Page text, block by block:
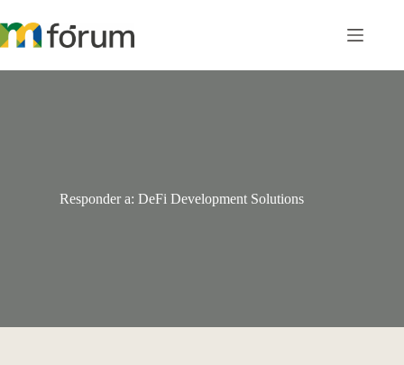
para
o
Responder a: DeFi Development Solutions